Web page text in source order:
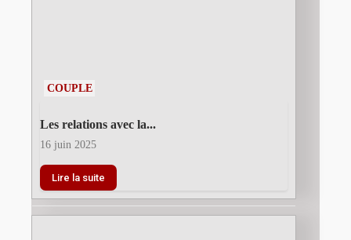
COUPLE
Les relations avec la...
16 juin 2025
Lire la suite